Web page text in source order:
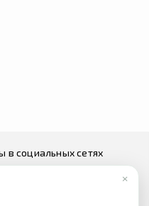
в социальных сетях
×